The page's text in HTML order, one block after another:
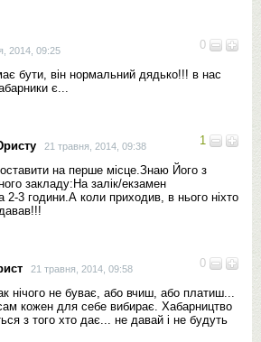
0
2014, 09:25
бути, він нормальний дядько!!! в нас
є...
1
21 травня, 2014, 09:38
на перше місце.Знаю Його з
закладу:На залік/екзамен
2-3 години.А коли приходив, в нього ніхто
0
21 травня, 2014, 09:58
нічого не буває, або вчиш, або платиш...
кожен для себе вибирає. Хабарництво
з того хто дає... не давай і не будуть